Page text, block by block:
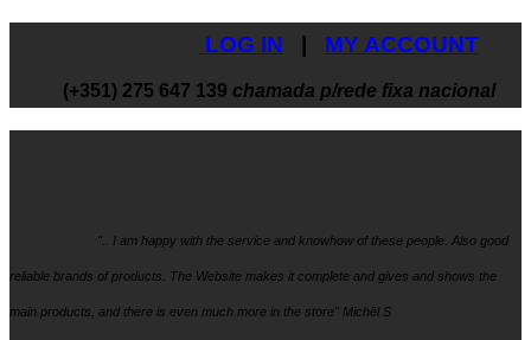
LOG IN MY ACCOUNT
(+351) 275 647 139 chamada p/rede fixa nacional
".. I am happy with the service and knowhow of these people. Also good
reliable brands of products. The Website makes it complete and gives and shows the
main products, and there is even much more in the store" Michël S